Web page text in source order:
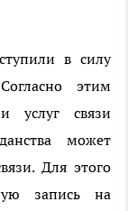
в силу
этим
услуг связи
может
Для этого
запись на